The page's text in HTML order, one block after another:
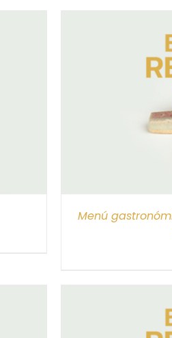
Menú